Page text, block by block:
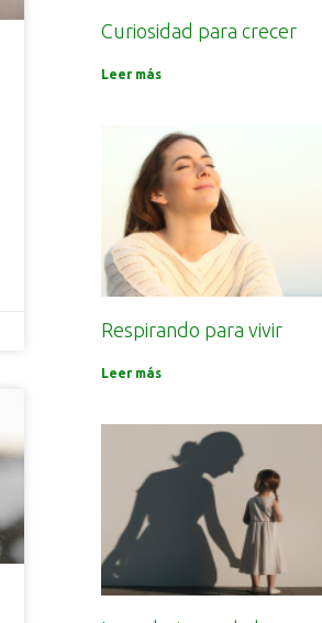
Curiosidad para crecer
Leer más
Respirando para vivir
Leer más